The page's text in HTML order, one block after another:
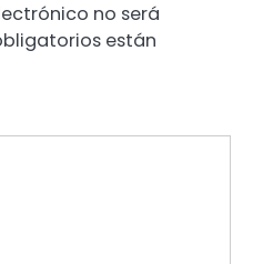
no será
están